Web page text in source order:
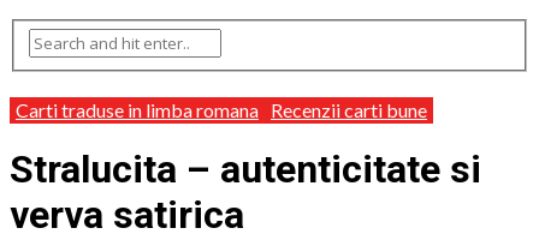
Carti traduse in limba romana Recenzii carti bune
Stralucita – autenticitate si
verva satirica